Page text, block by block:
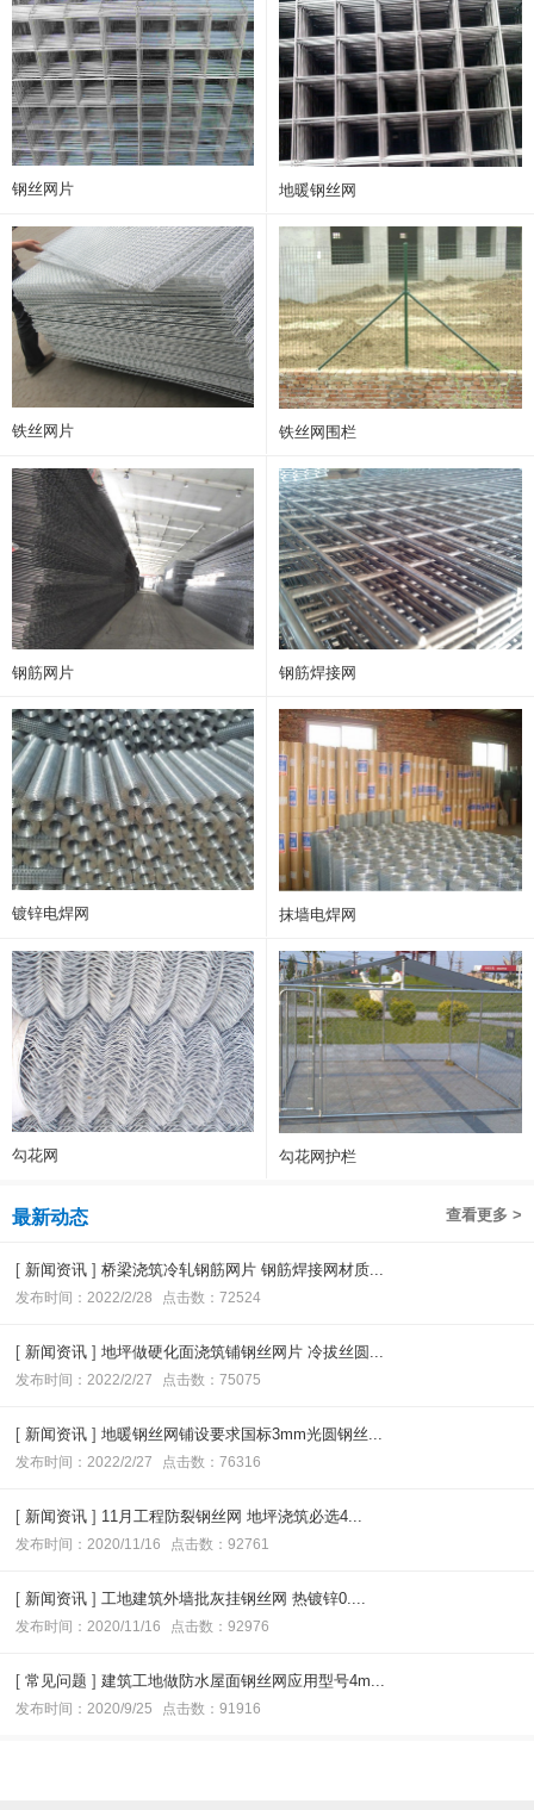
钢丝网片 地暖钢丝网
铁丝网片 铁丝网围栏
钢筋网片 钢筋焊接网
镀锌电焊网 抹墙电焊网
勾花网 勾花网护栏
查看更多 >
最新动态
[ 新闻资讯 ] 桥梁浇筑冷轧钢筋网片 钢筋焊接网材质...
发布时间：2022/2/28 点击数：72524
[ 新闻资讯 ] 地坪做硬化面浇筑铺钢丝网片 冷拔丝圆...
发布时间：2022/2/27 点击数：75075
[ 新闻资讯 ] 地暖钢丝网铺设要求国标3mm光圆钢丝...
发布时间：2022/2/27 点击数：76316
[ 新闻资讯 ] 11月工程防裂钢丝网 地坪浇筑必选4...
发布时间：2020/11/16 点击数：92761
[ 新闻资讯 ] 工地建筑外墙批灰挂钢丝网 热镀锌0....
发布时间：2020/11/16 点击数：92976
[ 常见问题 ] 建筑工地做防水屋面钢丝网应用型号4m...
发布时间：2020/9/25 点击数：91916